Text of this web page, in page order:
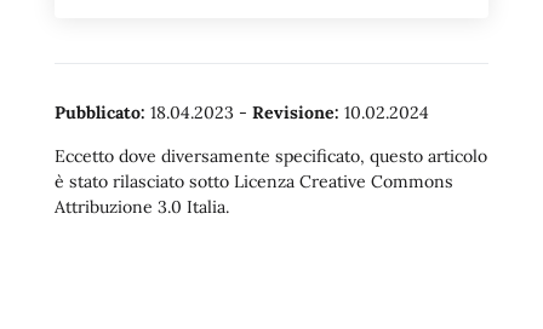
Pubblicato: 18.04.2023 - Revisione: 10.02.2024
Eccetto dove diversamente specificato, questo articolo
è stato rilasciato sotto Licenza Creative Commons
Attribuzione 3.0 Italia.